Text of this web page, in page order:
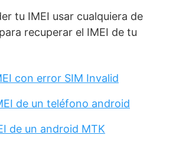
tu IMEI usar cualquiera de
recuperar el IMEI de tu
con error SIM Invalid
de un teléfono android
de un android MTK